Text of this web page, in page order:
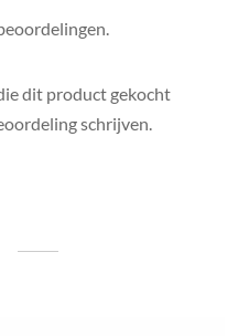
dit product gekocht
schrijven.